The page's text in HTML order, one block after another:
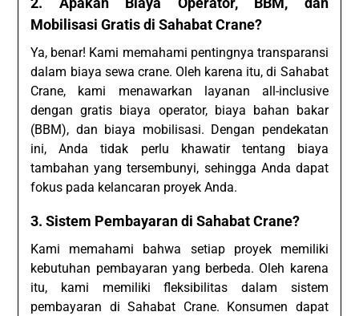
Mobilisasi Gratis di Sahabat Crane?
Ya, benar! Kami memahami pentingnya transparansi
dalam biaya sewa crane. Oleh karena itu, di Sahabat
Crane, kami menawarkan layanan all-inclusive
dengan gratis biaya operator, biaya bahan bakar
(BBM), dan biaya mobilisasi. Dengan pendekatan
ini, Anda tidak perlu khawatir tentang biaya
tambahan yang tersembunyi, sehingga Anda dapat
fokus pada kelancaran proyek Anda.
3. Sistem Pembayaran di Sahabat Crane?
Kami memahami bahwa setiap proyek memiliki
kebutuhan pembayaran yang berbeda. Oleh karena
itu, kami memiliki fleksibilitas dalam sistem
pembayaran di Sahabat Crane. Konsumen dapat